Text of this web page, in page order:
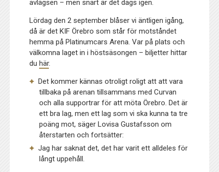
avlägsen – men snart är det dags igen.
Lördag den 2 september blåser vi äntligen igång,
då är det KIF Örebro som står för motståndet
hemma på Platinumcars Arena. Var på plats och
välkomna laget in i höstsäsongen – biljetter hittar
duhär.
Det kommer kännas otroligt roligt att att vara
tillbaka på arenan tillsammans med Curvan
och alla supportrar för att möta Örebro. Det är
ett bra lag, men ett lag som vi ska kunna ta tre
poäng mot, säger Lovisa Gustafsson om
återstarten och fortsätter:
Jag har saknat det, det har varit ett alldeles för
långt uppehåll.